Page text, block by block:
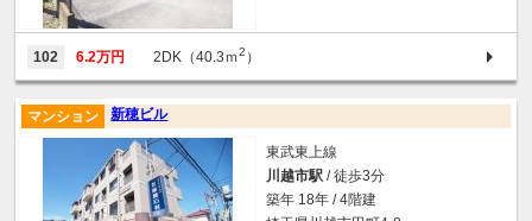
102 6.2万円 2DK（40.3ｍ2 ）
新穂ビル
マンション
東武東上線
川越市駅 / 徒歩3分
築年 18年 / 4階建